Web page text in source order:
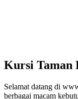
Kursi Taman
Selamat datang di
berbagai macam